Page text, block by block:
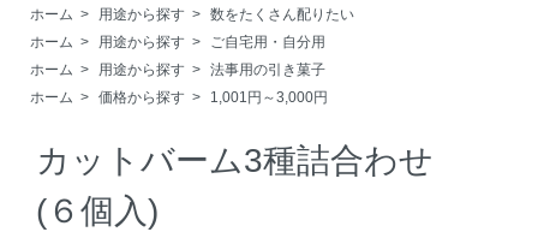
ホーム > 用途から探す > 数をたくさん配りたい
ホーム > 用途から探す >
ご自宅用・自分用
ホーム > 用途から探す > 法事用の引き菓子
ホーム > 価格から探す > 1,001円～3,000円
カットバーム3種詰合わせ
(６個入)